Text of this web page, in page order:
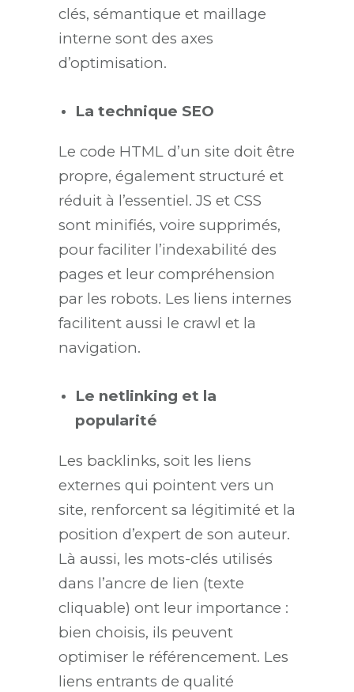
clés, sémantique et maillage
interne sont des axes
d’optimisation.
La technique SEO
Le code HTML d’un site doit être
propre, également structuré et
réduit à l’essentiel. JS et CSS
sont minifiés, voire supprimés,
pour faciliter l’indexabilité des
pages et leur compréhension
par les robots. Les liens internes
facilitent aussi le crawl et la
navigation.
Le netlinking et la
popularité
Les backlinks, soit les liens
externes qui pointent vers un
site, renforcent sa légitimité et la
position d’expert de son auteur.
Là aussi, les mots-clés utilisés
dans l’ancre de lien (texte
cliquable) ont leur importance :
bien choisis, ils peuvent
optimiser le référencement. Les
liens entrants de qualité